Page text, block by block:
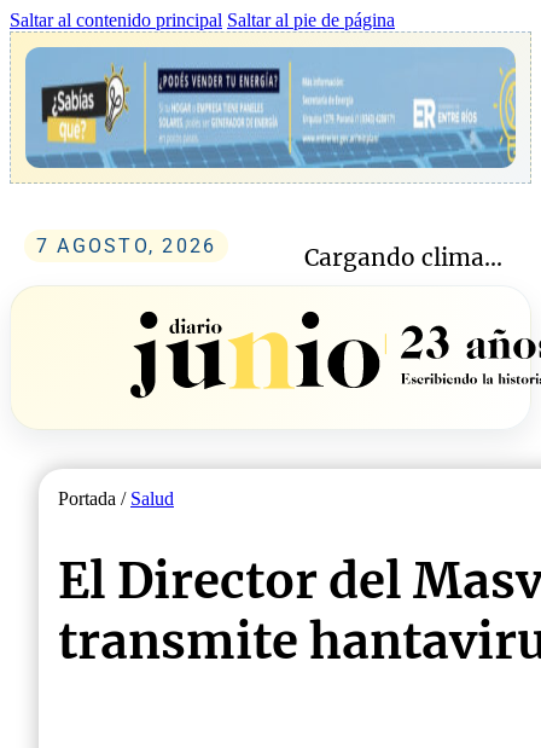
Saltar al contenido principal Saltar al pie de página
7 AGOSTO, 2026 Cargando clima...
Portada / Salud
El Director del
transmite